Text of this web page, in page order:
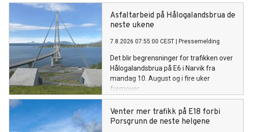
Asfaltarbeid på Hålogalandsbrua de
neste ukene
7.8.2026 07:55:00 CEST Pressemelding
Det blir begrensninger for trafikken over
Hålogalandsbrua på E6 i Narvik fra
mandag 10. August og i fire uker
fremover.
Venter mer trafikk på E18 forbi
Porsgrunn de neste helgene